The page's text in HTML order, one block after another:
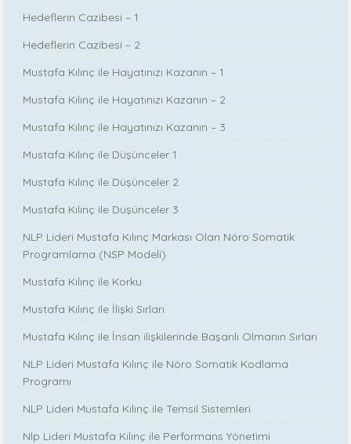
Hedeflerin Cazibesi – 1
Hedeflerin Cazibesi – 2
Mustafa Kılınç ile Hayatınızı Kazanın – 1
Mustafa Kılınç ile Hayatınızı Kazanın – 2
Mustafa Kılınç ile Hayatınızı Kazanın – 3
Mustafa Kılınç ile Düşünceler 1
Mustafa Kılınç ile Düşünceler 2
Mustafa Kılınç ile Düşünceler 3
NLP Lideri Mustafa Kılınç Markası Olan Nöro Somatik
Programlama (NSP Modeli)
Mustafa Kılınç ile Korku
Mustafa Kılınç ile İlişki Sırları
Mustafa Kılınç ile İnsan ilişkilerinde Başarılı Olmanın Sırları
NLP Lideri Mustafa Kılınç ile Nöro Somatik Kodlama
Programı
NLP Lideri Mustafa Kılınç ile Temsil Sistemleri
Nlp Lideri Mustafa Kılınç ile Performans Yönetimi